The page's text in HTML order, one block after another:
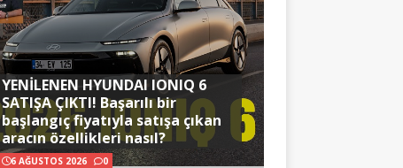
YENİLENEN HYUNDAI IONIQ 6
SATIŞA ÇIKTI! Başarılı bir
başlangıç fiyatıyla satışa çıkan
aracın özellikleri nasıl?
6 AĞUSTOS 2026 0